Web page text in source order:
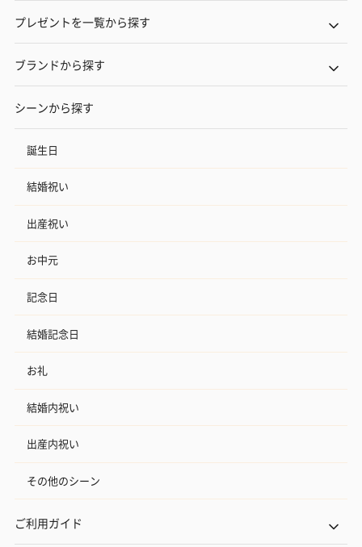
プレゼントを一覧から探す
ブランドから探す
シーンから探す
誕生日
結婚祝い
出産祝い
お中元
記念日
結婚記念日
お礼
結婚内祝い
出産内祝い
その他のシーン
ご利用ガイド